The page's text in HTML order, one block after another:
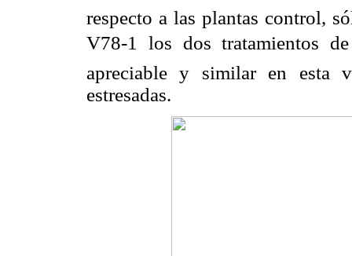
respecto a las plantas control,
V78-1 los dos tratamientos
apreciable y similar en esta
estresadas.